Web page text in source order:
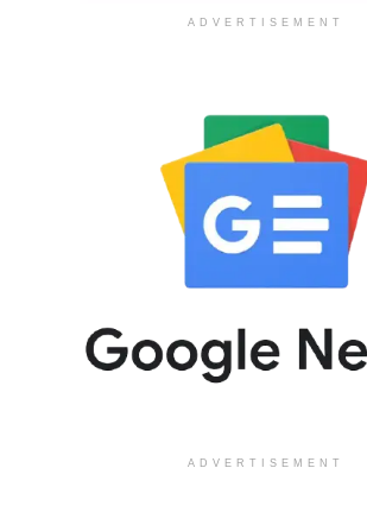
ADVERTISEMENT
ADVERTISEMENT